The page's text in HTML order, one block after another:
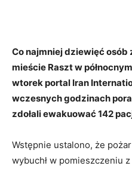
Co najmniej dziewięć osób
mieście Raszt w
wtorek portal Iran
wczesnych godzinach
zdołali ewakuować 142
Wstępnie ustalono, że
wybuchł w pomieszczeniu